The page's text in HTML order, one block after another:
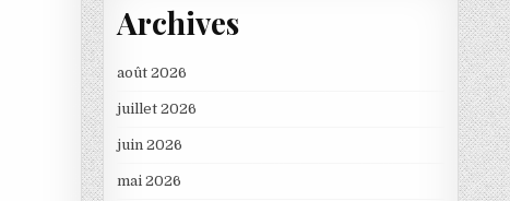
Archives
août 2026
juillet 2026
juin 2026
mai 2026